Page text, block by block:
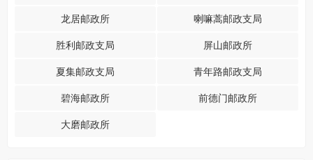
龙居邮政所 喇嘛蒿邮政支局
胜利邮政支局 屏山邮政所
夏集邮政支局 青年路邮政支局
碧海邮政所 前德门邮政所
大磨邮政所